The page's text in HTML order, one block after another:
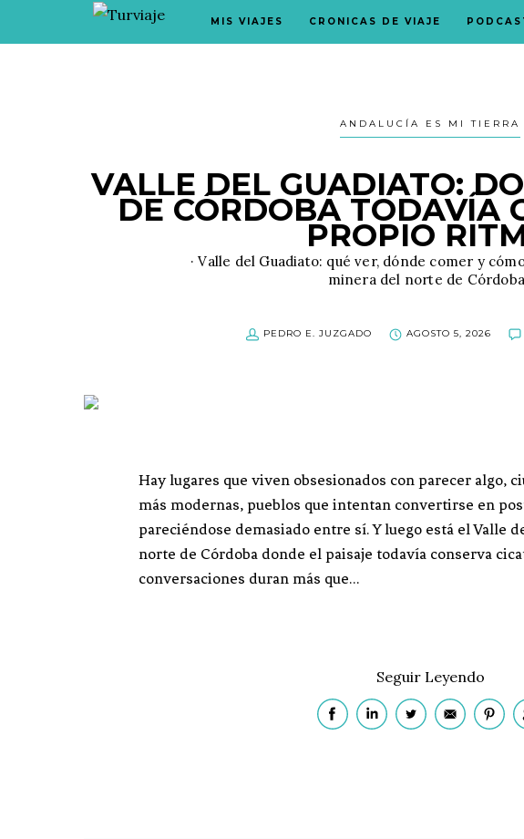
MIS VIAJES CRONICAS DE VIAJE
ANDALUCÍA ES MI TIERRA
VALLE DEL GUADIATO:
DE CÓRDOBA TODAVÍA
PROPIO
· Valle del Guadiato: qué ver, dónde comer y
minera del norte de Córdoba
PEDRO E. JUZGADO AGOSTO 5, 2026
Hay lugares que viven obsesionados con parecer algo,
más modernas, pueblos que intentan convertirse en
pareciéndose demasiado entre sí. Y luego está el Valle
norte de Córdoba donde el paisaje todavía conserva
conversaciones duran más que…
Seguir Leyendo